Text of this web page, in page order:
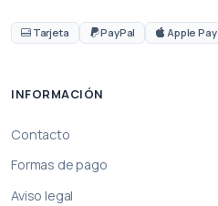
Tarjeta PayPal Apple Pay
INFORMACIÓN
Contacto
Formas de pago
Aviso legal